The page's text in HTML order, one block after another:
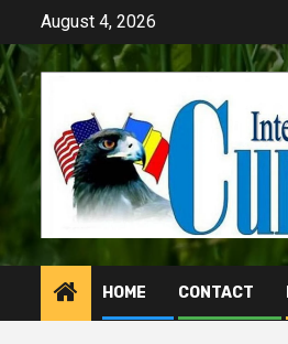
content
August 4, 2026
HOME CONTACT